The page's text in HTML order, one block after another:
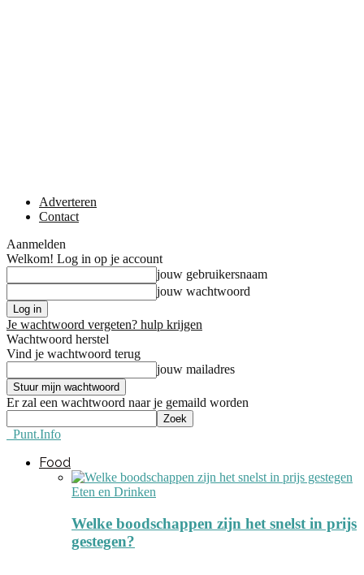
Adverteren
Contact
Aanmelden
Welkom! Log in op je account
jouw gebruikersnaam
jouw wachtwoord
Je wachtwoord vergeten? hulp krijgen
Wachtwoord herstel
Vind je wachtwoord terug
jouw mailadres
Er zal een wachtwoord naar je gemaild worden
Punt.Info
Food
Eten en Drinken
Welke boodschappen zijn het snelst in prijs
gestegen?